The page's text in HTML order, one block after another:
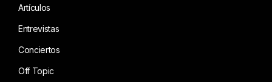
Artículos
Entrevistas
Conciertos
Off Topic